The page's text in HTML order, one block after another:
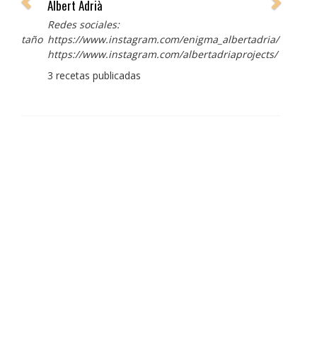
Albert Adrià
Redes sociales:
https://www.instagram.com/enigma_albertadria/
https://www.instagram.com/albertadriaprojects/
3 recetas publicadas